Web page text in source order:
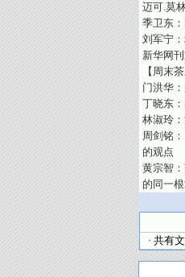
迈可.莫
季卫东
刘军宁
新华网
【周末
门洪华
丁晓东
林淑玲
周剑铭
的观点
黄宗智
的同一
· 共有